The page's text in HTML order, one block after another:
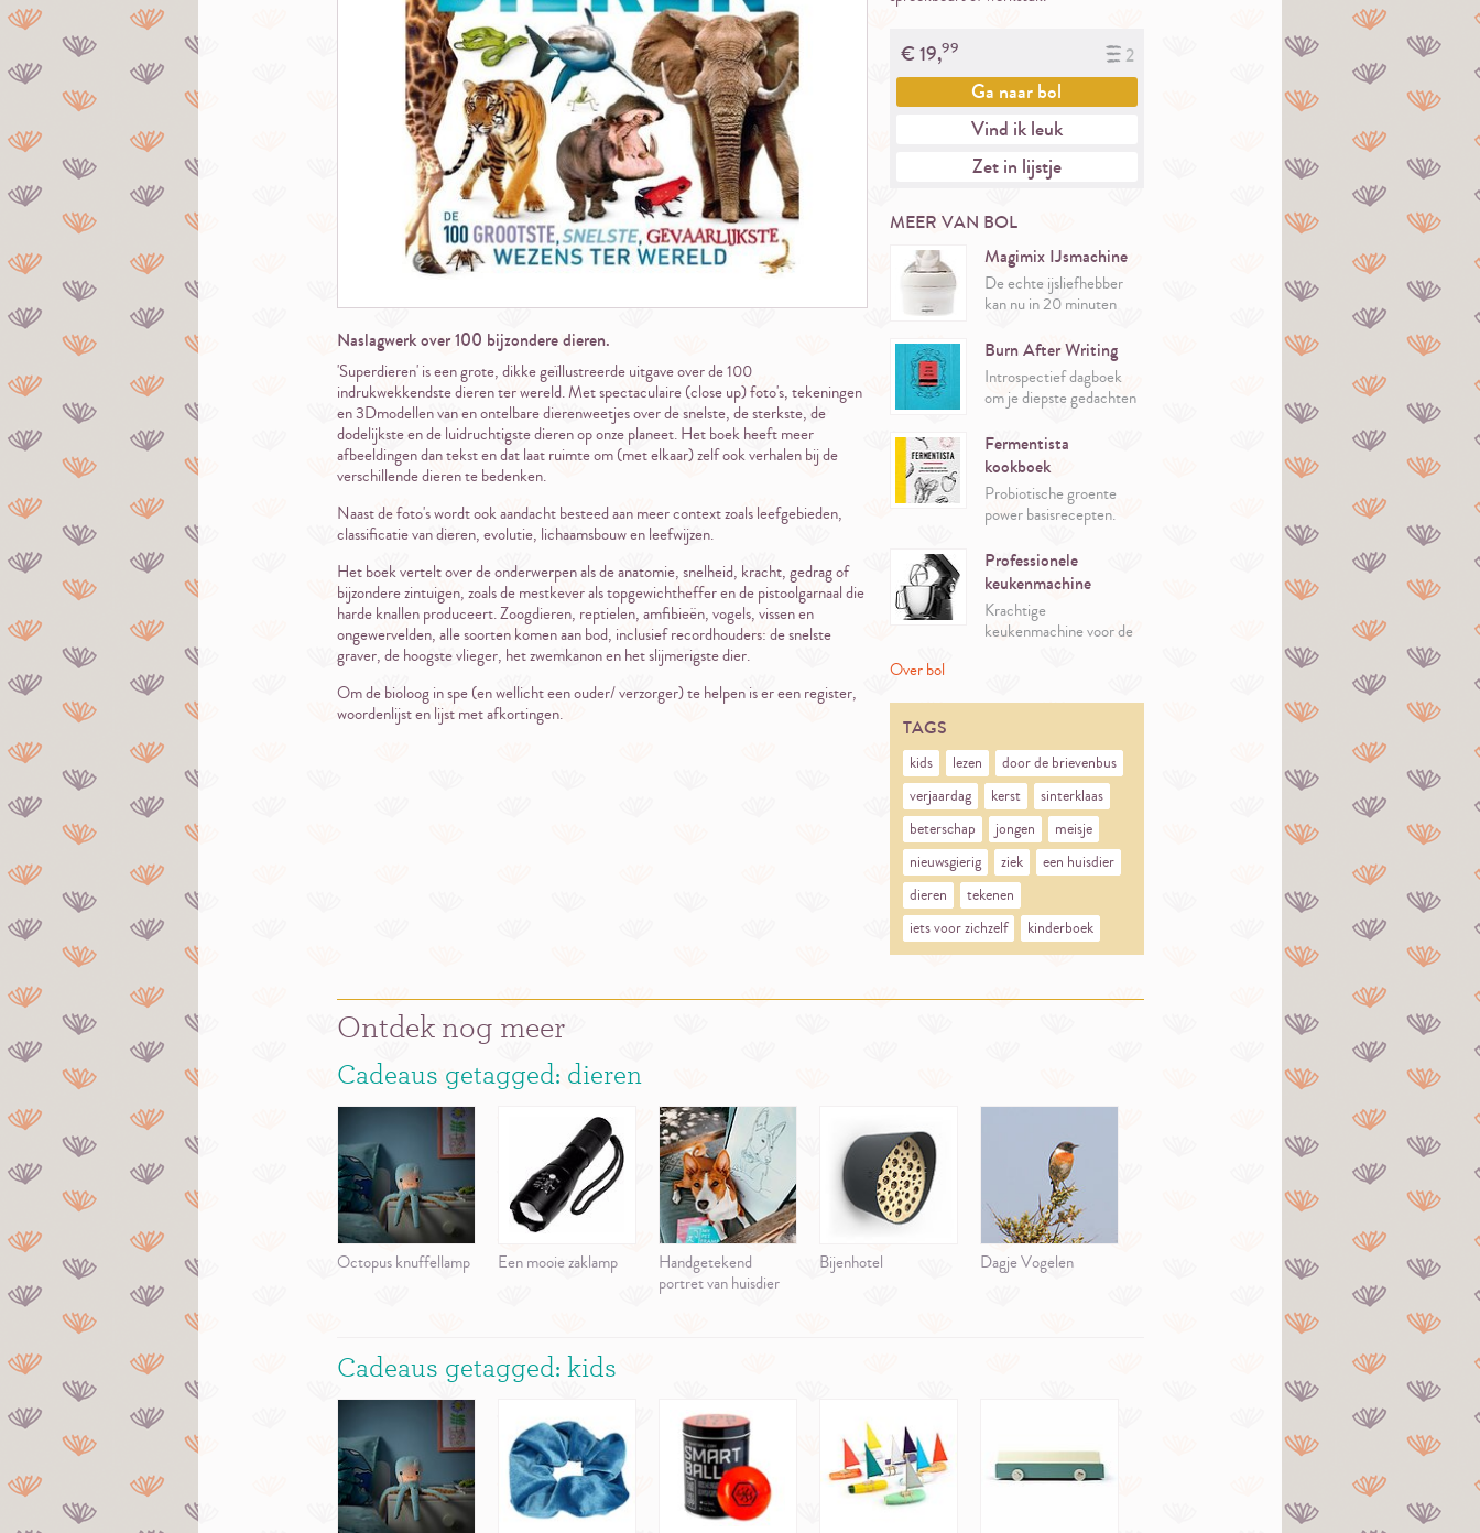
Naslagwerk over 100 bijzondere dieren.
'Superdieren' is een grote, dikke geïllustreerde uitgave over de 100
indrukwekkendste dieren ter wereld. Met spectaculaire (close up) foto's, tekeningen
en 3Dmodellen van en ontelbare dierenweetjes over de snelste, de sterkste, de
dodelijkste en de luidruchtigste dieren op onze planeet. Het boek heeft meer
afbeeldingen dan tekst en dat laat ruimte om (met elkaar) zelf ook verhalen bij de
verschillende dieren te bedenken.
Naast de foto's wordt ook aandacht besteed aan meer context zoals leefgebieden,
classificatie van dieren, evolutie, lichaamsbouw en leefwijzen.
Het boek vertelt over de onderwerpen als de anatomie, snelheid, kracht, gedrag of
bijzondere zintuigen, zoals de mestkever als topgewichtheffer en de pistoolgarnaal die
harde knallen produceert. Zoogdieren, reptielen, amfibieën, vogels, vissen en
ongewervelden, alle soorten komen aan bod, inclusief recordhouders: de snelste
graver, de hoogste vlieger, het zwemkanon en het slijmerigste dier.
Om de bioloog in spe (en wellicht een ouder/ verzorger) te helpen is er een register,
woordenlijst en lijst met afkortingen.
2
€19,99
Ga naarbol
Vind ik leuk
Zet in lijstje
MEER VAN BOL
Magimix IJsmachine
De echte ijsliefhebber
kan nu in 20 minuten
Er zitten 35 recepten bij
de machine. Inspiratie
genoeg dus!
Burn After Writing
Introspectief dagboek
om je diepste gedachten
Fermentista
kookboek
Probiotische groente
power basisrecepten.
Professionele
keukenmachine
Krachtige
keukenmachine voor de
Over bol
TAGS
kids lezen
door de brievenbus
verjaardag
kerst
sinterklaas
beterschap
jongen
meisje
nieuwsgierig
ziek
een huisdier
dieren
tekenen
iets voor zichzelf
kinderboek
Ontdek nog meer
Cadeaus getagged: dieren
Octopus knuffellamp Een mooie zaklamp
Handgetekend
portret van huisdier
Bijenhotel Dagje Vogelen
Cadeaus getagged: kids